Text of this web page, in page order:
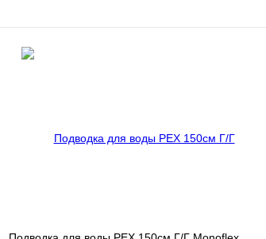
В корзину